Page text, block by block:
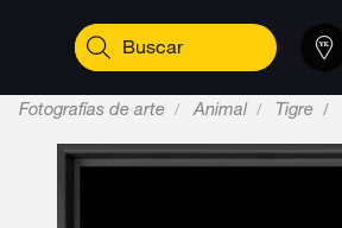
Fotografías de arte Animal Tigre